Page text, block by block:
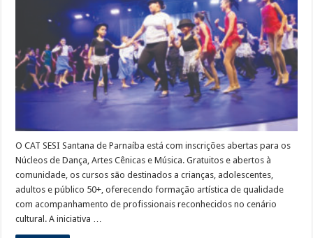
O CAT SESI Santana de Parnaíba está com inscrições abertas para os
Núcleos de Dança, Artes Cênicas e Música. Gratuitos e abertos à
comunidade, os cursos são destinados a crianças, adolescentes,
adultos e público 50+, oferecendo formação artística de qualidade
com acompanhamento de profissionais reconhecidos no cenário
cultural. A iniciativa …